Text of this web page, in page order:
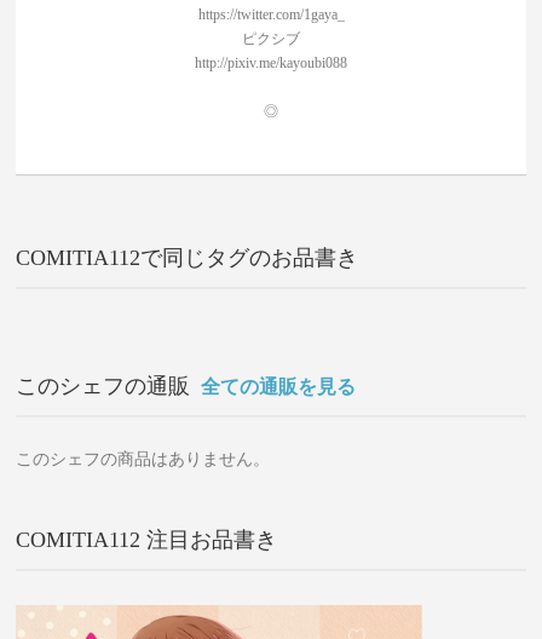
https://twitter.com/1gaya_
ピクシブ
http://pixiv.me/kayoubi088
◎
COMITIA112で同じタグのお品書き
このシェフの通販 全ての通販を見る
このシェフの商品はありません。
COMITIA112 注目お品書き